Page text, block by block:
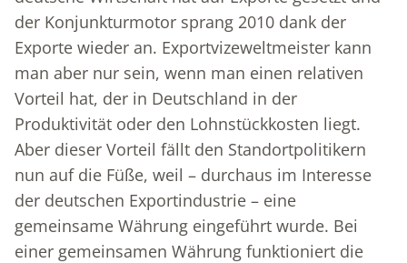
der Konjunkturmotor sprang 2010 dank der
Exporte wieder an. Exportvizeweltmeister kann
man aber nur sein, wenn man einen relativen
Vorteil hat, der in Deutschland in der
Produktivität oder den Lohnstückkosten liegt.
Aber dieser Vorteil fällt den Standortpolitikern
nun auf die Füße, weil – durchaus im Interesse
der deutschen Exportindustrie – eine
gemeinsame Währung eingeführt wurde. Bei
einer gemeinsamen Währung funktioniert die